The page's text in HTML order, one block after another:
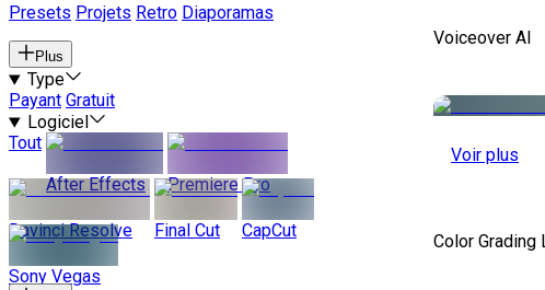
Presets Projets Retro Diaporamas
Plus
Type
Payant Gratuit
Logiciel
Tout
After Effects
Premiere Pro
Davinci Resolve Final Cut CapCut
Sony Vegas
Voiceover AI
Voir plus
Color Grading